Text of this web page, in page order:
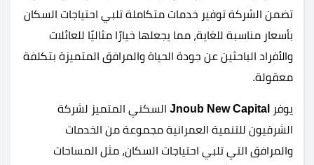
تضمن الشركة توفير خدمات متكاملة تلبي احتياجات السكان
بأسعار مناسبة للغاية، مما يجعلها خيارًا مثاليًا للعائلات
والأفراد الباحثين عن جودة الحياة والمرافق المتميزة بتكلفة
معقولة.
يوفر Jnoub New Capital السكني المتميز لشركة
الشرقيون للتنمية العمرانية مجموعة من الخدمات
والمرافق التي تلبي احتياجات السكان، مثل المساحات